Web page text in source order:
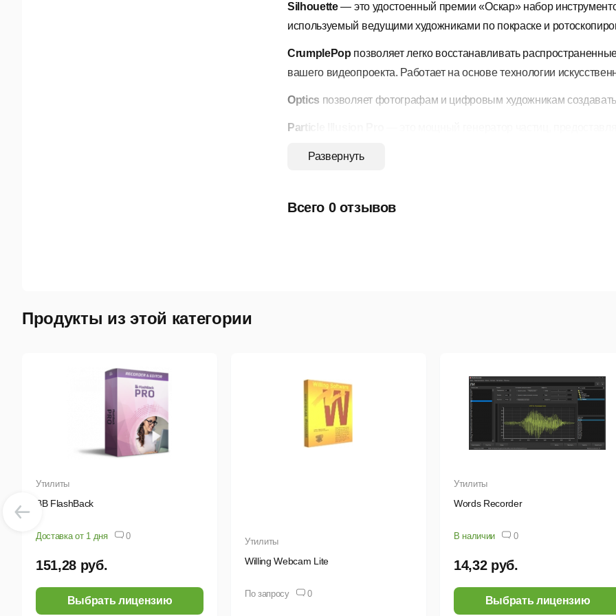
Silhouette— это удостоенный премии «Оскар» набор
используемый ведущими художниками по покраске и
CrumplePop позволяет легко восстанавливать
вашего видеопроекта. Работает на основе технологии
Optics позволяет фотографам и цифровым художникам
Particle Illusion Pro
простого создания музыки и охватывают такие области, как
и трансляций, запись классической музыки и постпродакшн.
улучшать материалы без изменения творческого подхода. Все
созданы с использованием этично обученных моделей, что
собственности. Независимо от задач — ротоскопинг,
расширяет творческие возможности и даёт полный контроль над
Развернуть
Всего 0 отзывов
Продукты из этой категории
Утилиты
BB FlashBack
Доставка от 1 дня 0
151,28 руб.
Выбрать лицензию
Утилиты
Willing Webcam Lite
По запросу 0
Утилиты
Wоrds Recorder
В наличии 0
14,32 руб.
Выбрать лицензию